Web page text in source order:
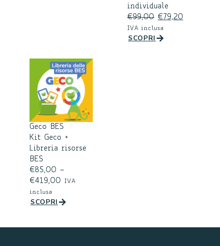
individuale
€99,00 € 79,20
IVA inclusa
SCOPRI
Geco BES
Kit Geco +
Libreria risorse
BES
€85,00 –
€419,00
IVA
inclusa
SCOPRI